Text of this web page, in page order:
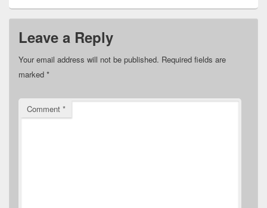
Leave a Reply
Your email address will not be published. Required fields are
marked *
Comment *